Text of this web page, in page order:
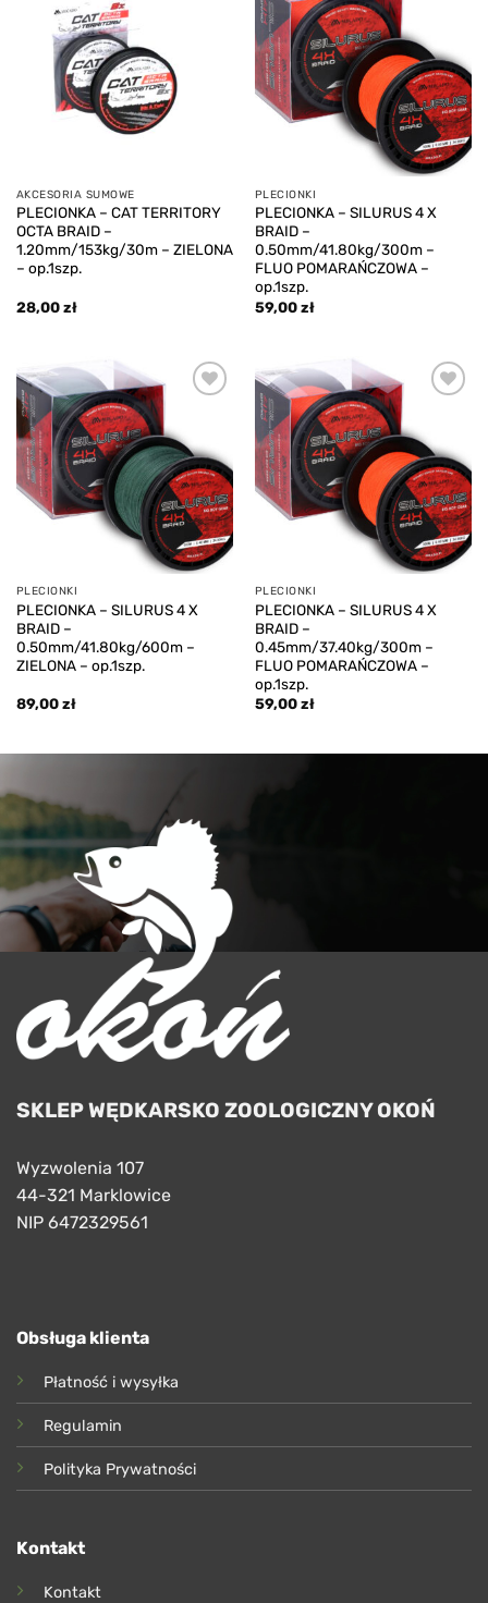
AKCESORIA SUMOWE
PLECIONKA – CAT TERRITORY
OCTA BRAID –
1.20mm/153kg/30m – ZIELONA
– op.1szp.
28,00zł
PLECIONKI
PLECIONKA – SILURUS 4 X
BRAID –
0.50mm/41.80kg/300m –
FLUO POMARAŃCZOWA –
op.1szp.
59,00zł
PLECIONKI
PLECIONKA – SILURUS 4 X
BRAID –
0.50mm/41.80kg/600m –
ZIELONA – op.1szp.
89,00zł
PLECIONKI
PLECIONKA – SILURUS 4 X
BRAID –
0.45mm/37.40kg/300m –
FLUO POMARAŃCZOWA –
op.1szp.
59,00zł
SKLEP WĘDKARSKO ZOOLOGICZNY OKOŃ
Wyzwolenia 107
44-321 Marklowice
NIP 6472329561
Obsługa klienta
Płatność i wysyłka
Regulamin
Polityka Prywatności
Kontakt
Kontakt